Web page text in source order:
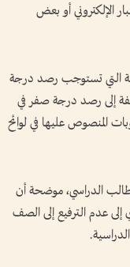
الإلكتروني أو بعض
التي تستوجب رصد درجة
إلى رصد درجة صفر في
المنصوص عليها في لوائح
الدراسي، موضحة أن
إلى عدم الترفيع إلى الصف